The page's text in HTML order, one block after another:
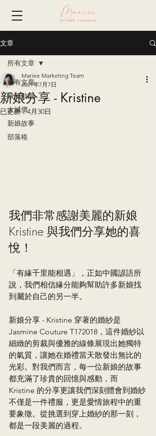
文章
所有文章
最新動態
大減價
新娘故事
部落格
所有文章
新娘分享 - Kristine
Mariee Marketing Team
2021年7月7日
已更新：4月30日
我們非常感謝美麗的新娘
Kristine 與我們分享她的喜
悅！
「有緣千里能相遇」，正如中國諺語所
說，我們相信緣分能夠幫助許多新娘找
到屬於自己的另一半。
新娘分享 - Kristine 穿著的婚紗是
Jasmine Couture T172018，這件婚紗以
細緻的剪裁與優雅的線條展現出她獨特
的氣質，讓她在婚禮當天散發出無比的
光彩。對我們而言，每一位新娘的故事
都充滿了珍貴的回憶與感動，而
Kristine 的分享更讓我們深刻體會到婚紗
不僅是一件禮服，更是愛情旅程中的重
要象徵。從挑選到穿上婚紗的那一刻，
都是一段美麗的過程。